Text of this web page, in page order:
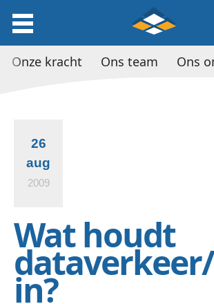
26
aug
2009
Wat houdt
in?
Onze kracht Ons team Ons